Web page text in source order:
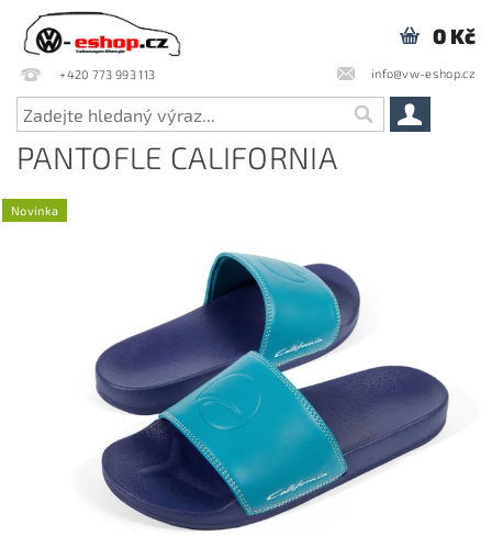
+420 773 993 113 info@vw-eshop.cz
0 Kč
PANTOFLE CALIFORNIA
Novinka